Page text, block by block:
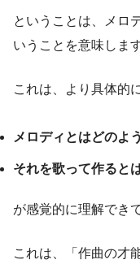
ということは、メロ
いうことを意味します
これは、より具体的
メロディとはどのよ
それを歌って作ると
が感覚的に理解でき
これは、「作曲の才